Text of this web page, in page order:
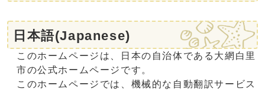
日本語(Japanese)
このホームページは、日本の自治体である大網白里
市の公式ホームページです。
このホームページでは、機械的な自動翻訳サービス